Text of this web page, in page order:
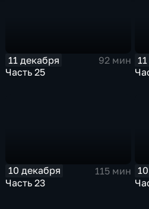
11 декабря
92 мин
Часть 25
10 декабря
115 мин
Часть 23